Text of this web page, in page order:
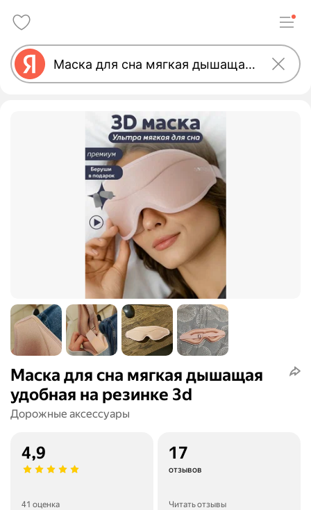
Маска для сна мягкая дышащая
удобная на резинке 3d
Дорожные аксессуары
4,9
41 оценка
17
отзывов
Читать отзывы